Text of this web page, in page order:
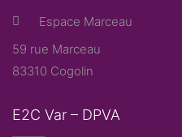
Espace Marceau
59 rue Marceau
83310 Cogolin
E2C Var – DPVA